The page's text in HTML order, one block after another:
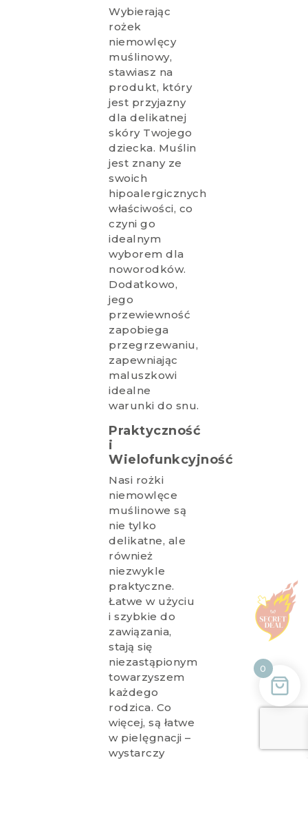
Wybierając
rożek
niemowlęcy
muślinowy,
stawiasz na
produkt, który
jest przyjazny
dla delikatnej
skóry Twojego
dziecka. Muślin
jest znany ze
swoich
hipoalergicznych
właściwości, co
czyni go
idealnym
wyborem dla
noworodków.
Dodatkowo,
jego
przewiewność
zapobiega
przegrzewaniu,
zapewniając
maluszkowi
idealne
warunki do snu.
Praktyczność
i
Wielofunkcyjność
Nasi rożki
niemowlęce
muślinowe są
nie tylko
delikatne, ale
również
niezwykle
praktyczne.
Łatwe w użyciu
i szybkie do
zawiązania,
stają się
niezastąpionym
towarzyszem
każdego
rodzica. Co
więcej, są łatwe
w pielęgnacji –
wystarczy
0